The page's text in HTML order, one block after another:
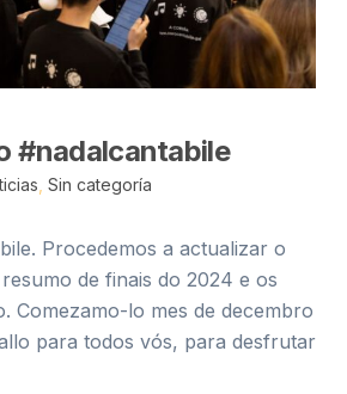
#nadalcantabile
Sin categoría
Procedemos a actualizar o
de finais do 2024 e os
Comezamo-lo mes de decembro
para todos vós, para desfrutar